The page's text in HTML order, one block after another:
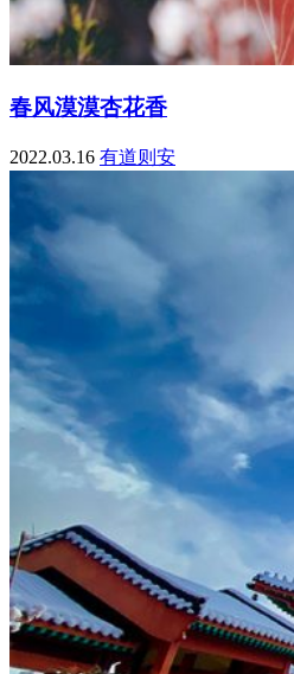
春风漠漠杏花香
2022.03.16 有道则安